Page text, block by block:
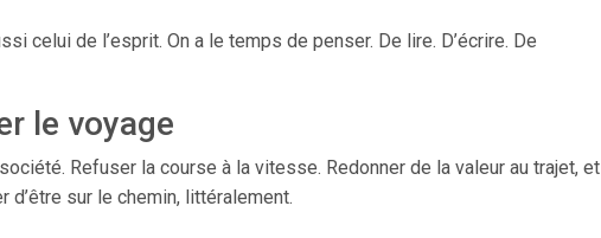
celui de l’esprit. On a le temps de penser. De lire. D’écrire. De
le voyage
Refuser la course à la vitesse. Redonner de la valeur au trajet, et
d’être sur le chemin, littéralement.